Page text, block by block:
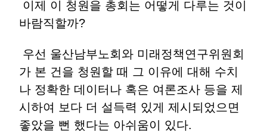
이제 이 청원을 총회는 어떻게 다루는 것이
바람직할까?
우선 울산남부노회와 미래정책연구위원회
가 본 건을 청원할 때 그 이유에 대해 수치
나 정확한 데이터나 혹은 여론조사 등을 제
시하여 보다 더 설득력 있게 제시되었으면
좋았을 뻔 했다는 아쉬움이 있다.